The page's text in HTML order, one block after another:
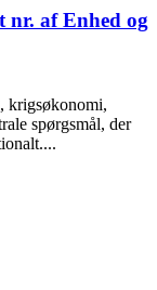
af Enhed og
krigsøkonomi,
spørgsmål, der